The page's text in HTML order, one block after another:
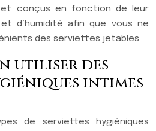
conçus en fonction de leur
d’humidité afin que vous ne
des serviettes jetables.
utiliser des
intimes
de serviettes hygiéniques